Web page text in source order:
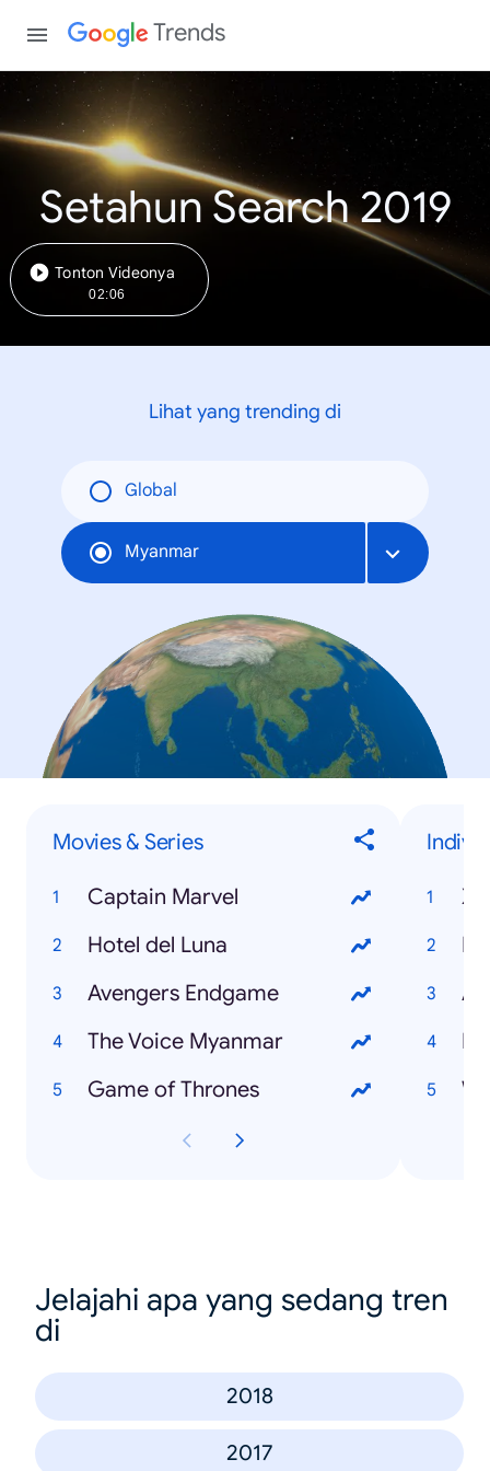
Trends
Setahun Search 2019
Tonton Videonya
02:06
Lihat yang trending di
Global
Myanmar
Movies & Series
Captain Marvel
Hotel del Luna
Avengers Endgame
The Voice Myanmar
Game of Thrones
Jelajahi apa yang sedang tren
di
2018
2017